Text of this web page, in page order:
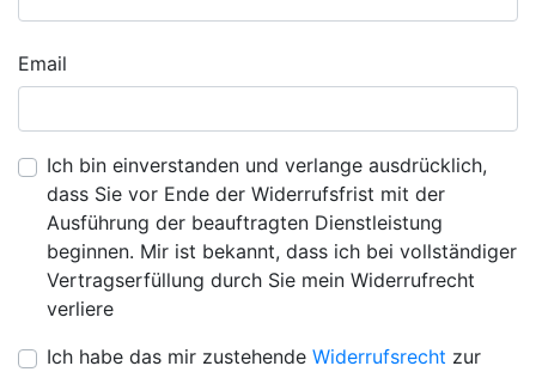
Email
Ich bin einverstanden und verlange ausdrücklich,
dass Sie vor Ende der Widerrufsfrist mit der
Ausführung der beauftragten Dienstleistung
beginnen. Mir ist bekannt, dass ich bei vollständiger
Vertragserfüllung durch Sie mein Widerrufrecht
verliere
Ich habe das mir zustehende Widerrufsrecht zur